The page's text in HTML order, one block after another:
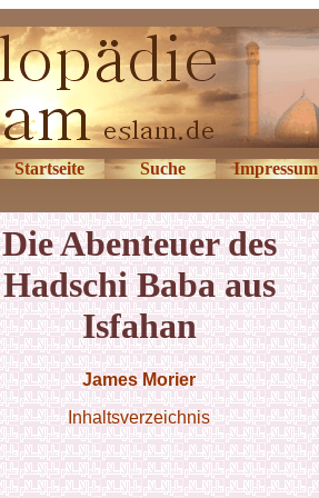
Startseite Suche Impressum
Die Abenteuer des
Hadschi Baba aus
Isfahan
James Morier
Inhaltsverzeichnis